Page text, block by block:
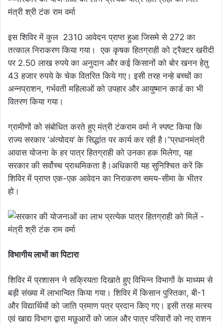
इस ​शिविर में ​कुल 2310 आवेदन प्राप्त हुआ जिसमे से 272 का ​
तत्काल निराकरण किया गया। एक कृषक हितग्राही को ट्रैक्टर खरीदी
पर 2.50 लाख रुपये का अनुदान और कई किसानों को बोर खनन हेतु
43 हजार रुपये के चेक वितरित किये गए। इसी तरह नन्हे बच्चों का
अन्नप्राशन, गर्भवती महिलाओं को उपहार और आयुष्मान कार्ड का भी
वितरण किया गया।
ग्रामीणों को संबोधित करते हुए मंत्री टंकराम वर्मा ने स्पष्ट किया कि
राज्य सरकार ‘अंत्योदय’ के सिद्धांत पर कार्य कर रही है।​”प्रधानमंत्री
आवास योजना के हर पात्र हितग्राही को उनका हक मिलेगा, यह
सरकार की सर्वोच्च प्राथमिकता है।अधिकारी यह सुनिश्चित करें कि
शिविर में प्राप्त एक-एक आवेदन का निराकरण समय-सीमा के भीतर
हो।
​विभागीय लाभों का पिटारा
शिविर में प्रशासन ने सक्रियता दिखाते हुए विभिन्न विभागों के माध्यम से
बड़ी संख्या में लाभान्वित किया गया। शिविर में किसान पुस्तिका, बी-1
और विद्यार्थियों को जाति प्रमाण पत्र प्रदान किए गए। इसी तरह ​मत्स्य
एवं खाद्य विभाग द्वारा मछुआरों को जाल और पात्र परिवारों को नए राशन